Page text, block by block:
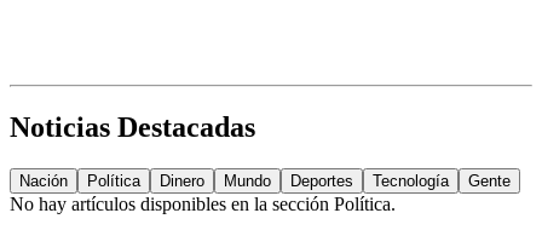
Noticias Destacadas
Nación Política Dinero Mundo Deportes Tecnología Gente
No hay artículos disponibles en la sección Política.